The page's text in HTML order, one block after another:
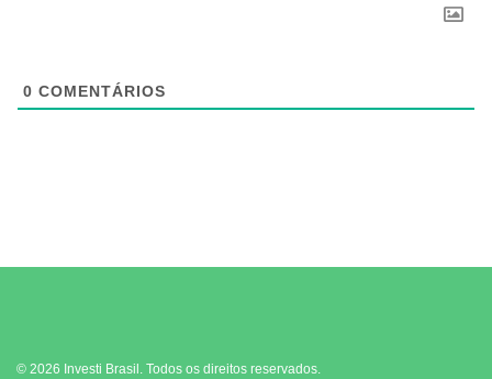
0 COMENTÁRIOS
© 2026 Investi Brasil. Todos os direitos reservados.